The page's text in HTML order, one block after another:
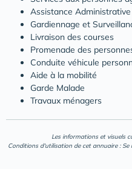
Assistance Administrative
Gardiennage et
Livraison des courses
Promenade des
Conduite véhicule
Aide à la mobilité
Garde Malade
Travaux ménagers
Les informations et visuels
Conditions d'utilisation de cet annuaire :